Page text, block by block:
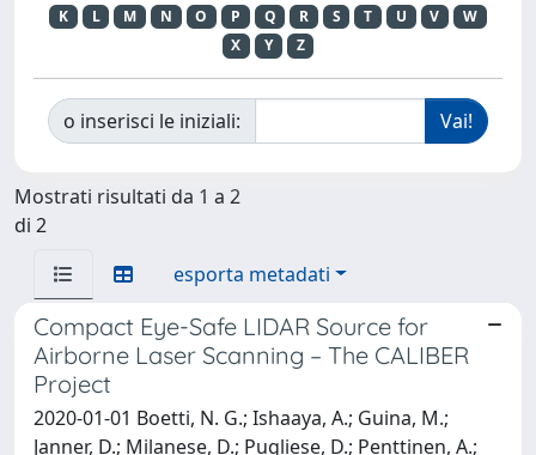
K
L M N O P Q R S T U V
W
X
Y Z
o inserisci le iniziali:
Mostrati risultati da 1 a 2
di 2
esporta metadati
Compact Eye-Safe LIDAR Source for
Airborne Laser Scanning – The CALIBER
Project
2020-01-01 Boetti, N. G.; Ishaaya, A.; Guina, M.;
Janner, D.; Milanese, D.; Pugliese, D.; Penttinen, A.;